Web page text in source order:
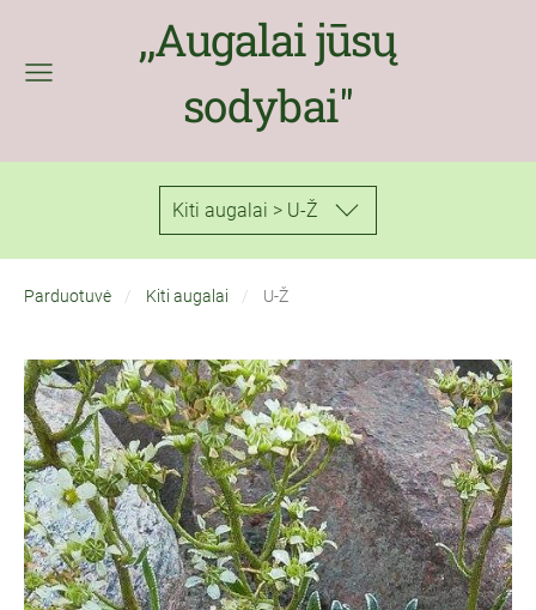
,,Augalai jūsų
sodybai''
Kiti augalai > U-Ž
Parduotuvė Kiti augalai U-Ž